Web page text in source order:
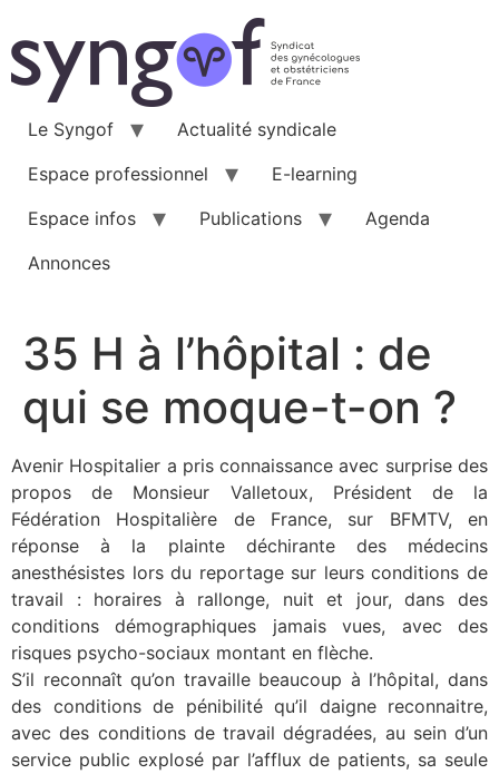
au
contenu
Le Syngof
Actualité syndicale
Espace professionnel
E-learning
Espace infos
Publications
Agenda
Annonces
35 H à l’hôpital : de
qui se moque-t-on ?
Avenir Hospitalier a pris connaissance avec surprise des
propos de Monsieur Valletoux, Président de la
Fédération Hospitalière de France, sur BFMTV, en
réponse à la plainte déchirante des médecins
anesthésistes lors du reportage sur leurs conditions de
travail : horaires à rallonge, nuit et jour, dans des
conditions démographiques jamais vues, avec des
risques psycho-sociaux montant en flèche.
S’il reconnaît qu’on travaille beaucoup à l’hôpital, dans
des conditions de pénibilité qu’il daigne reconnaitre,
avec des conditions de travail dégradées, au sein d’un
service public explosé par l’afflux de patients, sa seule